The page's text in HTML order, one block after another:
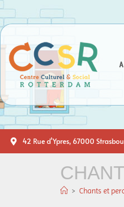
42 Rue d'Ypres, 67000
> Chants et